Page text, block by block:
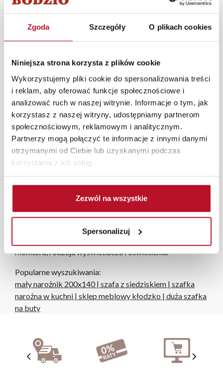
Zgoda Szczegóły O plikach cookies
Niniejsza strona korzysta z plików cookie
Wykorzystujemy pliki cookie do spersonalizowania treści
i reklam, aby oferować funkcje społecznościowe i
analizować ruch w naszej witrynie. Informacje o tym, jak
korzystasz z naszej witryny, udostępniamy partnerom
społecznościowym, reklamowym i analitycznym.
Partnerzy mogą połączyć te informacje z innymi danymi
otrzymanymi od Ciebie lub uzyskanymi podczas
korzystania z ich usług.
Zezwól na wszystkie
Spersonalizuj
minimalistycznym designem, gładkimi frontami i
przestronności. Kolekcja Panama w białym połysku
doskonale sprawdzi się w każdym nowoczesnym salonie,
W każdym z salonów mebli Bodzio oferujemy pomoc w
aranżacji mebli, a nasi pracownicy z wykorzystaniem
programu Planer 3D bezpłatnie zaprojektują i
przygotują kompleksową wizualizację Państwa
pomieszczenia wraz z wyceną. Każde zamówienie
złożone w sklepie stacjonarnym dostarczymy do 3 dni
roboczych na terenie całej Polski. W przypadku
zamówień internetowych czas dostawy wynosi do 5 dni
zamówienia powyżej 1000 zł dostarczamy gratis
niezależnie od miejsca złożenia zamówienia.
Zdjęcia produktów mają charakter poglądowy.
Rzeczywiste kolory i struktura materiałów mogą różnić
monitora, rodzaju wyświetlacza i oświetlenia.
Popularne wyszukiwania:
mały narożnik 200x140| szafa z siedziskiem | szafka
narożna w kuchni | sklep meblowy kłodzko | duża szafka
na buty